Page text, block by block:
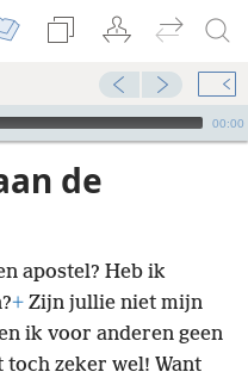
00:00
de
apostel? Heb ik
+ Zijn jullie niet mijn
ik voor anderen geen
zeker wel! Want